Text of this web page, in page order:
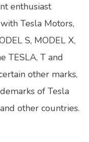
enthusiast
Tesla Motors,
S, MODEL X,
TESLA, T and
other marks,
of Tesla
other countries.